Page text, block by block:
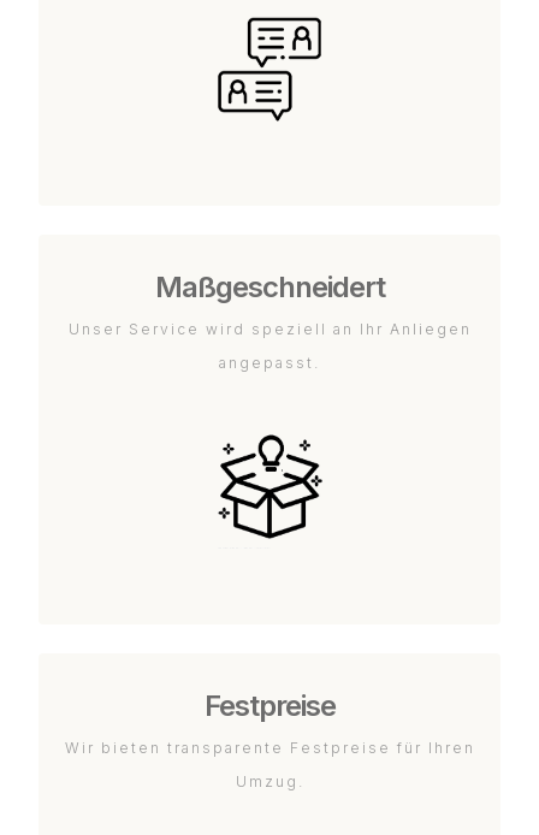
Maßgeschneidert
Unser Service wird speziell an Ihr Anliegen
angepasst.
Festpreise
Wir bieten transparente Festpreise für Ihren
Umzug.